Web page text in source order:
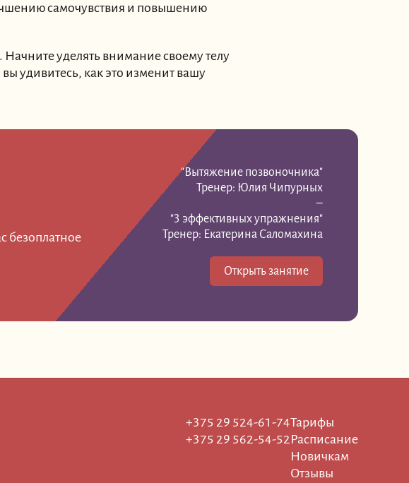
самочувствия и повышению
уделять внимание своему телу
удивитесь, как это изменит вашу
безоплатное
"Вытяжение позвоночника"
Тренер: Юлия Чипурных
–
"3 эффективных упражнения"
Тренер: Екатерина Саломахина
Открыть занятие
+375 29 524-61-74
+375 29 562-54-52
Тарифы
Расписание
Новичкам
Отзывы